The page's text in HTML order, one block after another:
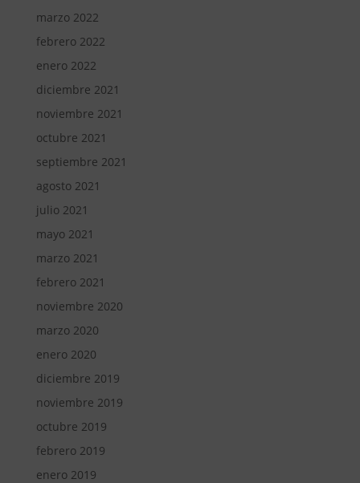
marzo 2022
febrero 2022
enero 2022
diciembre 2021
noviembre 2021
octubre 2021
septiembre 2021
agosto 2021
julio 2021
mayo 2021
marzo 2021
febrero 2021
noviembre 2020
marzo 2020
enero 2020
diciembre 2019
noviembre 2019
octubre 2019
febrero 2019
enero 2019